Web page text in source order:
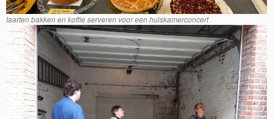
taarten bakken en koffie serveren voor een huiskamerconcert